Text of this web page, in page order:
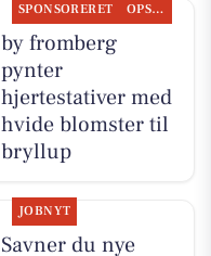
SPONSORERET OPSLAGSTAVLEN
by fromberg
pynter
hjertestativer med
hvide blomster til
bryllup
JOBNYT
Savner du nye